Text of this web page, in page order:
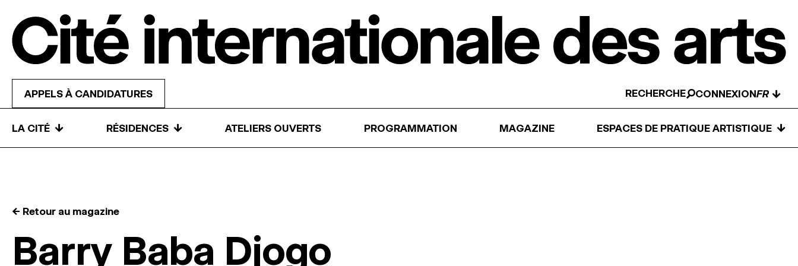
APPELS À CANDIDATURES RECHERCHE CONNEXION ↓
LA CITÉ ↓ RÉSIDENCES ↓ ATELIERS OUVERTS PROGRAMMATION MAGAZINE ESPACES DE PRATIQUE ARTISTIQUE ↓
← Retour au magazine
Barry Baba Djogo